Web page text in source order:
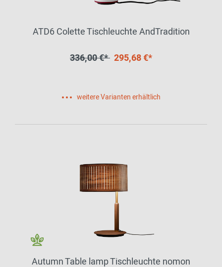
ATD6 Colette Tischleuchte AndTradition
336,00 €* 295,68 €*
weitere Varianten erhältlich
Autumn Table lamp Tischleuchte nomon